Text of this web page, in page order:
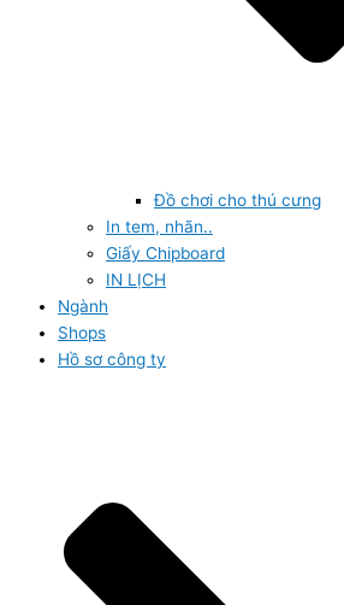
Đồ chơi cho thú cưng
In tem, nhãn..
Giấy Chipboard
IN LỊCH
Ngành
Shops
Hồ sơ công ty